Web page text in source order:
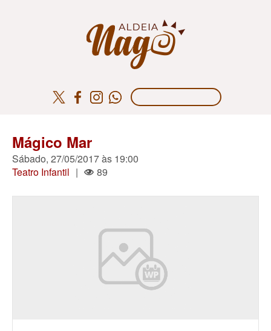
Mágico Mar
Sábado, 27/05/2017 às 19:00
Teatro Infantil | 89